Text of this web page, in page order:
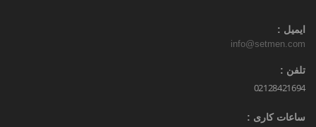
ایمیل :
info@setmen.com
تلفن :
02128421694
ساعات کاری :